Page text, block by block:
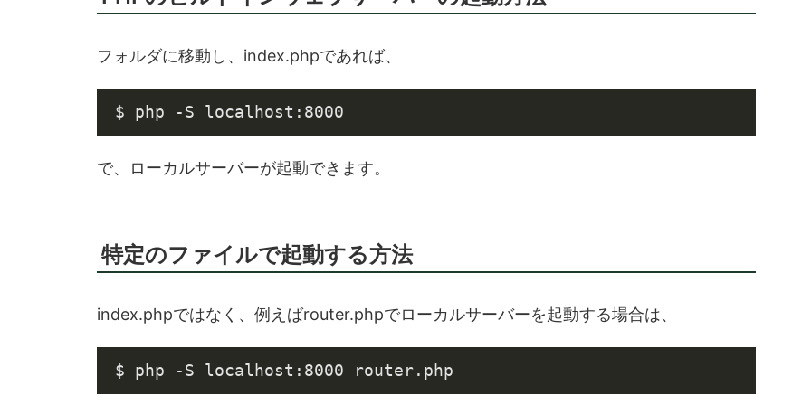
フォルダに移動し、index.phpであれば、
で、ローカルサーバーが起動できます。
特定のファイルで起動する方法
index.phpではなく、例えばrouter.phpでローカルサーバーを起動する場合は、